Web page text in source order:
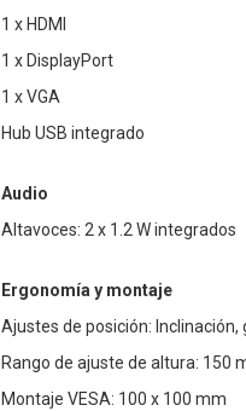
1 x HDMI
1 x DisplayPort
1 x VGA
Hub USB integrado
Audio
Altavoces: 2 x 1.2 W integrados
Ergonomía y montaje
Ajustes de posición:
Rango de ajuste de altura: 150
Montaje VESA: 100 x 100 mm